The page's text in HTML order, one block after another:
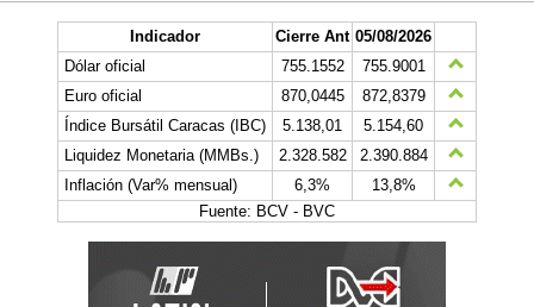
Indicador Cierre Ant 05/08/2026
Dólar oficial
755.1552
755.9001
Euro oficial
870,0445
872,8379
Índice Bursátil Caracas (IBC)
5.138,01
5.154,60
Liquidez Monetaria (MMBs.)
2.328.582
2.390.884
Inflación (Var% mensual)
6,3%
13,8%
Fuente: BCV - BVC